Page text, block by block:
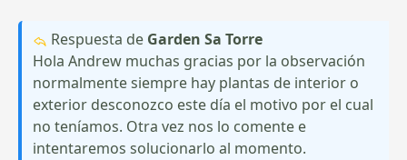
Respuesta de Garden Sa Torre
Hola Andrew muchas gracias por la observación
normalmente siempre hay plantas de interior o
exterior desconozco este día el motivo por el cual
no teníamos. Otra vez nos lo comente e
intentaremos solucionarlo al momento.